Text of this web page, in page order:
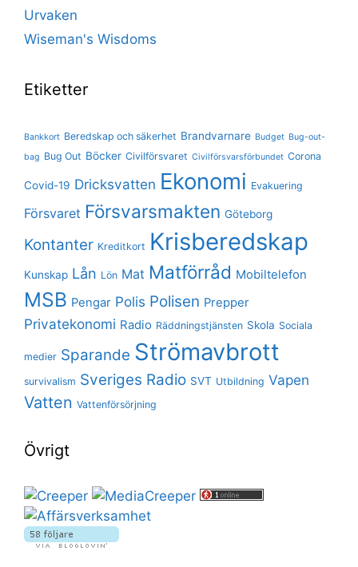
Urvaken
Wiseman's Wisdoms
Etiketter
Bankkort Beredskap och säkerhet Brandvarnare Budget Bug-out-
bag Bug Out Böcker Civilförsvaret Civilförsvarsförbundet Corona
Covid-19 Dricksvatten Ekonomi Evakuering
Försvaret Försvarsmakten Göteborg
Kontanter Kreditkort Krisberedskap
Kunskap Lån Lön Mat Matförråd Mobiltelefon
MSB Pengar Polis Polisen Prepper
Privatekonomi Radio Räddningstjänsten Skola Sociala
medier Sparande Strömavbrott
survivalism Sveriges Radio SVT Utbildning Vapen
Vatten Vattenförsörjning
Övrigt